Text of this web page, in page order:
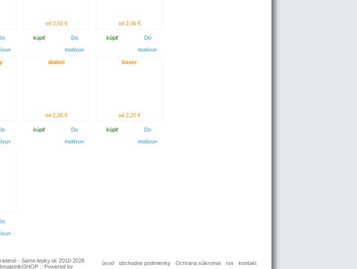
od 2,62 €
kúpiť
Do
motívu»
od 2,06 €
kúpiť
Do
motívu»
diabol
od 2,05 €
kúpiť
Do
motívu»
boxer
od 2,20 €
kúpiť
Do
motívu»
- Samo-lepky.sk 2010-2026
:: Powered by
úvod obchodne podmienky Ochrana súkromia rss kontakt